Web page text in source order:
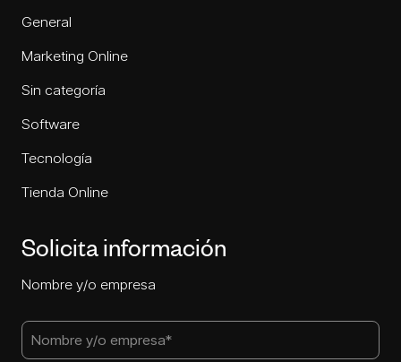
General
Marketing Online
Sin categoría
Software
Tecnología
Tienda Online
Solicita información
Nombre y/o empresa